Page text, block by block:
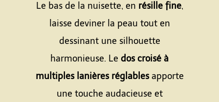
Le bas de la nuisette, en résille fine,
laisse deviner la peau tout en
dessinant une silhouette
harmonieuse. Le dos croisé à
multiples lanières réglablesapporte
une touche audacieuse et